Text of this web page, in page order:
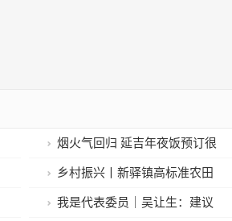
烟火气回归 延吉年夜饭预订很
火 乡村振兴丨新驿镇高标准农田
建设热火朝天
我是代表委员｜吴让生：建议